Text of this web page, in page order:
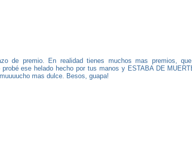
de premio. En realidad tienes muchos mas premios,
ese helado hecho por tus manos y ESTABA DE
mas dulce. Besos, guapa!